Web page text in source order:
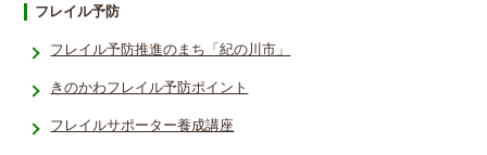
フレイル予防
フレイル予防推進のまち「紀の川市」
きのかわフレイル予防ポイント
フレイルサポーター養成講座